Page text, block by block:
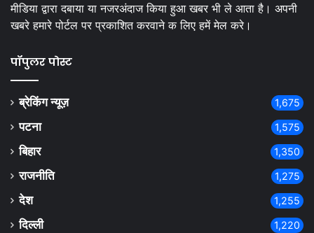
मीडिया द्वारा दबाया या नजरअंदाज किया हुआ खबर भी ले आता है। अपनी
खबरे हमारे पोर्टल पर प्रकाशित करवाने क लिए हमें मेल करे।
पॉपुलर पोस्ट
ब्रेकिंग न्यूज़ 1,675
पटना 1,575
बिहार 1,350
राजनीति 1,275
देश 1,255
दिल्ली 1,220